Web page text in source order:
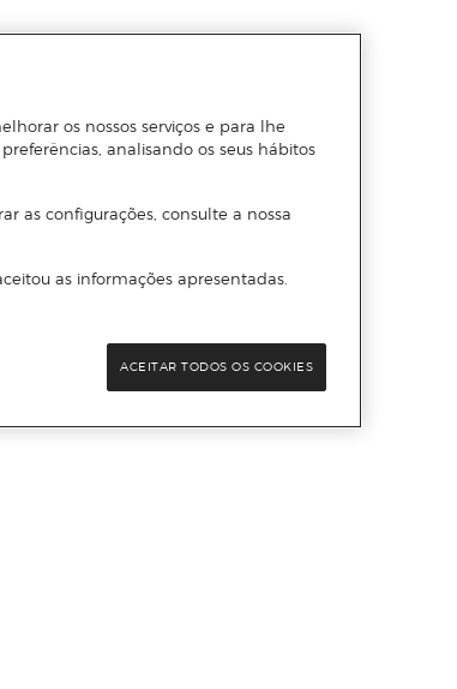
os nossos serviços e para lhe
analisando os seus hábitos
as configurações, consulte a nossa
as informações apresentadas.
ACEITAR TODOS OS COOKIES